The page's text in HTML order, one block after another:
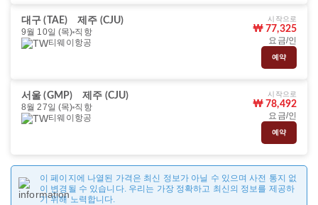
대구 (TAE)
제주 (CJU)
9월 10일 (목) 직항
티웨이항공
시작으로
₩ 77,325
요금/인
예약
서울 (GMP)
제주 (CJU)
8월 27일 (목) 직항
티웨이항공
시작으로
₩ 78,492
요금/인
예약
이 페이지에 나열된 가격은 최신 정보가 아닐 수 있으며 사전 통지 없
이 변경될 수 있습니다. 우리는 가장 정확하고 최신의 정보를 제공하
기 위해 노력합니다.